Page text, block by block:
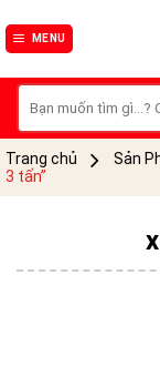
to
MENU
kiếm:
Trang chủ Sản
3 tấn”